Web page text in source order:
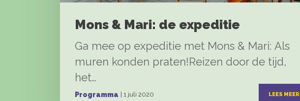
Mons & Mari: de expeditie
Ga mee op expeditie met Mons & Mari: Als
muren konden praten!Reizen door de tijd,
het…
Programma | 1 juli 2020 LEES MEER